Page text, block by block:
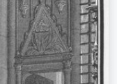
een boom.